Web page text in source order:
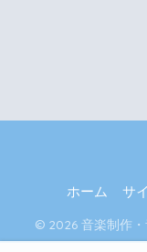
ホーム サ
© 2026 音楽制作